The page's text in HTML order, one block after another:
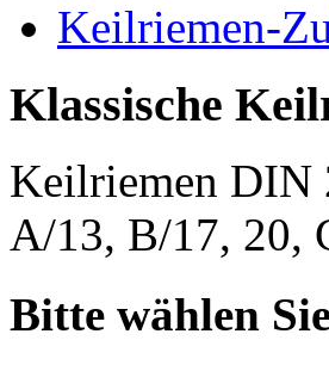
Keilriemen-
Klassische
Keilriemen DIN
A/13, B/17, 20,
Bitte wählen